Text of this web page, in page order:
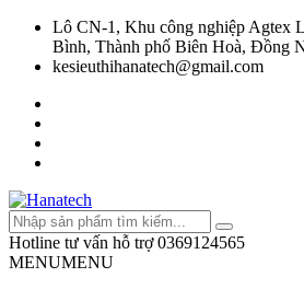
Lô CN-1, Khu công nghiệp Agtex
Bình, Thành phố Biên Hoà, Đồng
kesieuthihanatech@gmail.com
Hotline tư vấn hỗ trợ 0369124565
MENUMENU